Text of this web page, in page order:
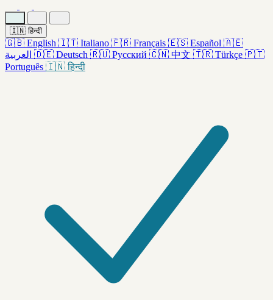
🇮🇳 हिन्दी
🇬🇧 English 🇮🇹 Italiano 🇫🇷 Français 🇪🇸 Español 🇦🇪
العربية 🇩🇪 Deutsch 🇷🇺 Русский 🇨🇳 中文 🇹🇷 Türkçe 🇵🇹
Português 🇮🇳 हिन्दी